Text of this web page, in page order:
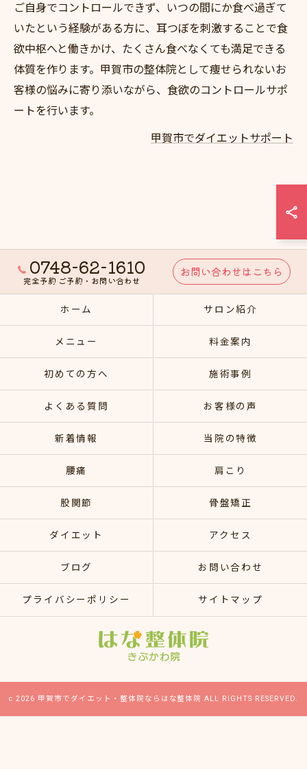
ご自身でコントロールできず、いつの間にか食べ過ぎて
いたという経験がある方に、耳つぼを刺激することで食
欲中枢へと働きかけ、たくさん食べなくても満足できる
体質を作ります。甲賀市の整体院として痩せられないお
客様の悩みに寄り添いながら、食欲のコントロールサポ
ートを行います。
甲賀市でダイエットサポート
0748-62-1610
完全予約 ご予約・お問い合わせ
お問い合わせはこちら
ホーム サロン紹介
メニュー 料金案内
初めての方へ 施術事例
よくある質問 お客様の声
新着情報 当院の特徴
腰痛 肩こり
股関節 骨盤矯正
ダイエット アクセス
ブログ お問い合わせ
プライバシーポリシー サイトマップ
c 2026 甲賀市でダイエット・整体院ならはな整体院 ALL RIGHTS RESERVED.